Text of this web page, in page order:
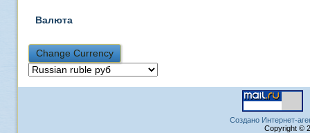
Валюта
Создано Интернет-
Copyright ©